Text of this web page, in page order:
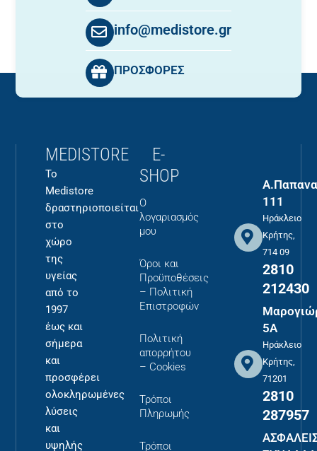
info@medistore.gr
ΠΡΟΣΦΟΡΕΣ
MEDISTORE
Το
Medistore
δραστηριοποιείται
στο
χώρο
της
υγείας
από το
1997
έως και
σήμερα
και
προσφέρει
ολοκληρωμένες
λύσεις
και
υψηλής
E-
SHOP
Ο
λογαριασμός
μου
Όροι και
Προϋποθέσεις
– Πολιτική
Επιστροφών
Πολιτική
απορρήτου
– Cookies
Τρόποι
Πληρωμής
Τρόποι
111
Ηράκλειο
Κρήτης,
714 09
2810
212430
5Α
Ηράκλειο
Κρήτης,
71201
2810
287957